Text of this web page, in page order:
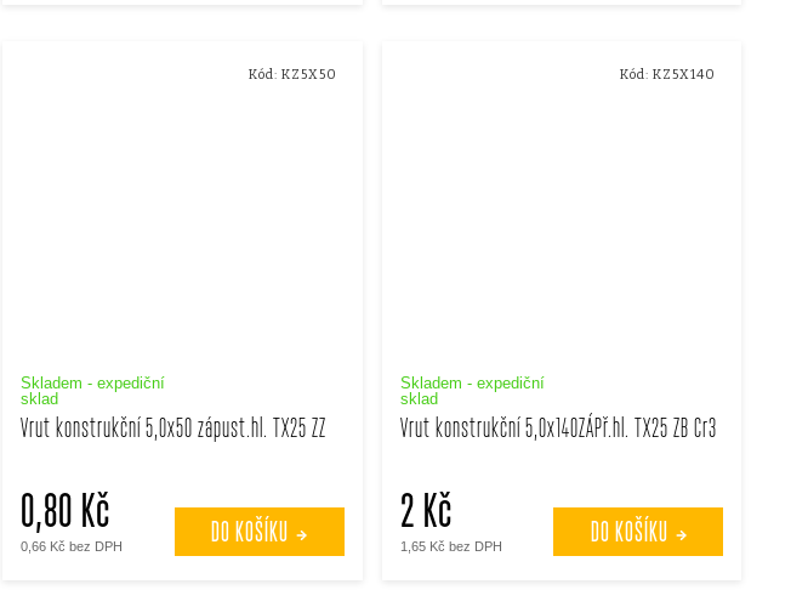
Vrut konstrukční 5,0x50 zápust.hl. TX25 ZZ
Skladem - expediční
sklad
0,66 Kč bez DPH
0,80 Kč DO KOŠÍKU
Kód: KZ5X50
Vrut konstrukční 5,0x140ZÁPř.hl. TX25 ZB Cr3
Skladem - expediční
sklad
1,65 Kč bez DPH
2 Kč DO KOŠÍKU
Kód: KZ5X140